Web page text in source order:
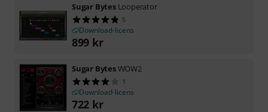
Sugar Bytes Looperator
5
Download-licens
899 kr
Sugar BytesWOW2
1
Download-licens
722 kr